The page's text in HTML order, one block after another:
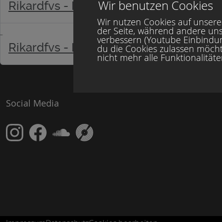
Rikardfvs - Pluie EP - SD-140
Rikardfvs - Pluie EP - SD-140
Social Media
Wir benutzen Cookies
Wir nutzen Cookies auf
der Seite, während andere
verbessern (Youtube
du die Cookies zulassen
nicht mehr alle